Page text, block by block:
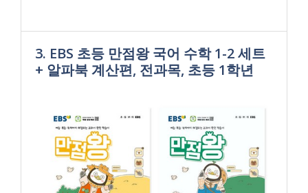
3. EBS 초등 만점왕 국어 수학 1-2 세트
+ 알파북 계산편, 전과목, 초등 1학년